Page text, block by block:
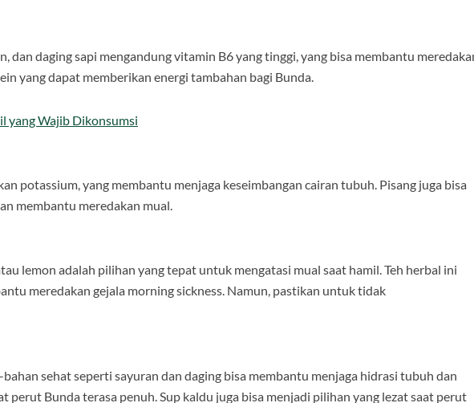
dan daging sapi mengandung vitamin B6 yang tinggi, yang bisa membantu
yang dapat memberikan energi tambahan bagi Bunda.
yang Wajib Dikonsumsi
potassium, yang membantu menjaga keseimbangan cairan tubuh. Pisang juga bisa
membantu meredakan mual.
lemon adalah pilihan yang tepat untuk mengatasi mual saat hamil. Teh herbal ini
meredakan gejala morning sickness. Namun, pastikan untuk tidak
sehat seperti sayuran dan daging bisa membantu menjaga hidrasi tubuh dan
perut Bunda terasa penuh. Sup kaldu juga bisa menjadi pilihan yang lezat saat perut